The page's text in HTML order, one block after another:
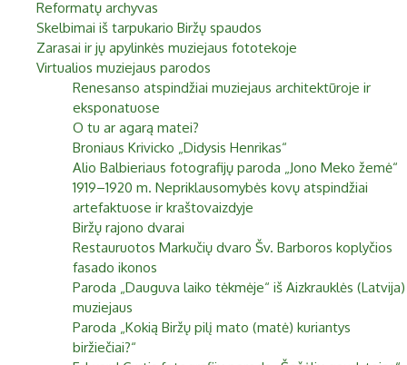
Biržai XIX a.
Biržai XX a.
Pr An Tr Ke Pe
1
3
4
10
11 12 13
17
18 19 20 21 22
24
25
31
Reformatų archyvas
Skelbimai iš tarpukario Biržų spaudos
Zarasai ir jų apylinkės muziejaus fototekoje
Virtualios muziejaus parodos
Renesanso atspindžiai muziejaus architektūroje ir
eksponatuose
O tu ar agarą matei?
Broniaus Krivicko „Didysis Henrikas“
Alio Balbieriaus fotografijų paroda „Jono Meko žemė“
1919–1920 m. Nepriklausomybės kovų atspindžiai
artefaktuose ir kraštovaizdyje
Biržų rajono dvarai
Restauruotos Markučių dvaro Šv. Barboros koplyčios
fasado ikonos
Paroda „Dauguva laiko tėkmėje“ iš Aizkrauklės (Latvija)
muziejaus
Paroda „Kokią Biržų pilį mato (matė) kuriantys
biržiečiai?“